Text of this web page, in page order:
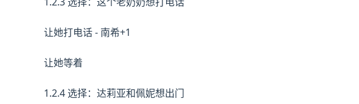
让她打电话 - 南希+1
让她等着
1.2.4 选择：达莉亚和佩妮想出门